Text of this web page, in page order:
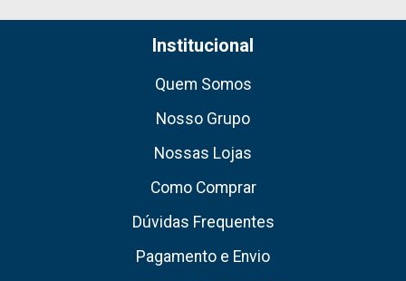
Institucional
Quem Somos
Nosso Grupo
Nossas Lojas
Como Comprar
Dúvidas Frequentes
Pagamento e Envio